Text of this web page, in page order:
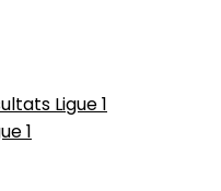
Ligue 1
1